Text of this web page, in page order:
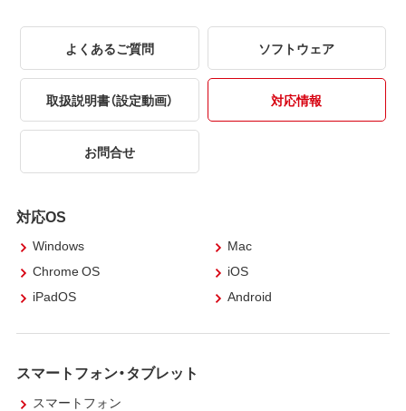
よくあるご質問 ソフトウェア
取扱説明書（設定動画） 対応情報
お問合せ
対応OS
Windows
Mac
Chrome OS
iOS
iPadOS
Android
スマートフォン・タブレット
スマートフォン